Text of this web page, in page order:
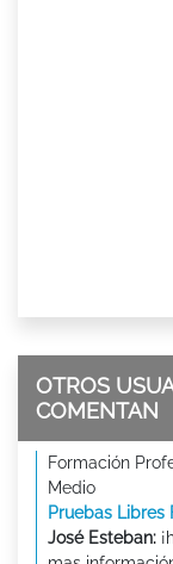
OTROS
COMENTAN
Formación
Medio
Pruebas Libres
José Esteban: